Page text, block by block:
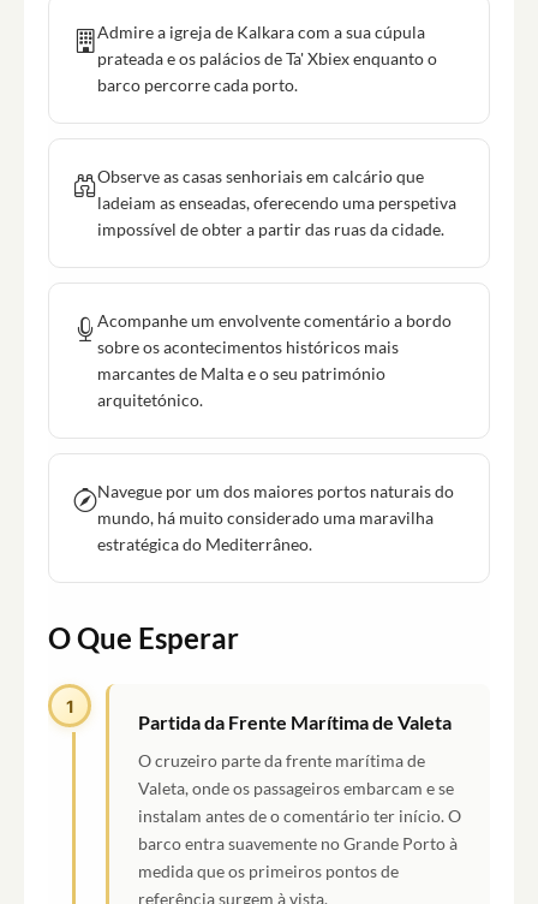
Admire a igreja de Kalkara com a sua cúpula
prateada e os palácios de Ta' Xbiex enquanto o
barco percorre cada porto.
Observe as casas senhoriais em calcário que
ladeiam as enseadas, oferecendo uma perspetiva
impossível de obter a partir das ruas da cidade.
Acompanhe um envolvente comentário a bordo
sobre os acontecimentos históricos mais
marcantes de Malta e o seu património
arquitetónico.
Navegue por um dos maiores portos naturais do
mundo, há muito considerado uma maravilha
estratégica do Mediterrâneo.
O Que Esperar
1
Partida da Frente Marítima de Valeta
O cruzeiro parte da frente marítima de
Valeta, onde os passageiros embarcam e se
instalam antes de o comentário ter início. O
barco entra suavemente no Grande Porto à
medida que os primeiros pontos de
referência surgem à vista.